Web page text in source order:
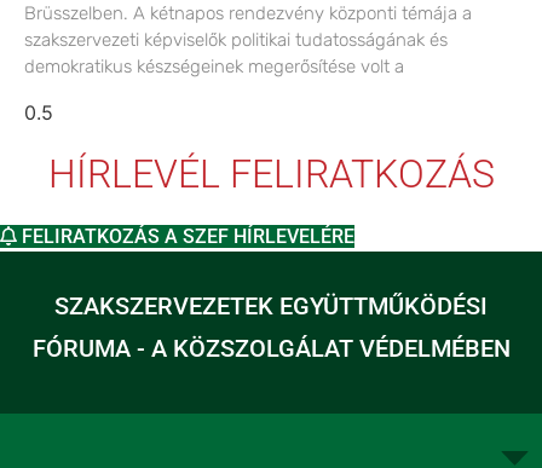
Brüsszelben. A kétnapos rendezvény központi témája a
szakszervezeti képviselők politikai tudatosságának és
demokratikus készségeinek megerősítése volt a
HÍRLEVÉL FELIRATKOZÁS
FELIRATKOZÁS A SZEF HÍRLEVELÉRE
SZAKSZERVEZETEK EGYÜTTMŰKÖDÉSI
FÓRUMA - A KÖZSZOLGÁLAT VÉDELMÉBEN